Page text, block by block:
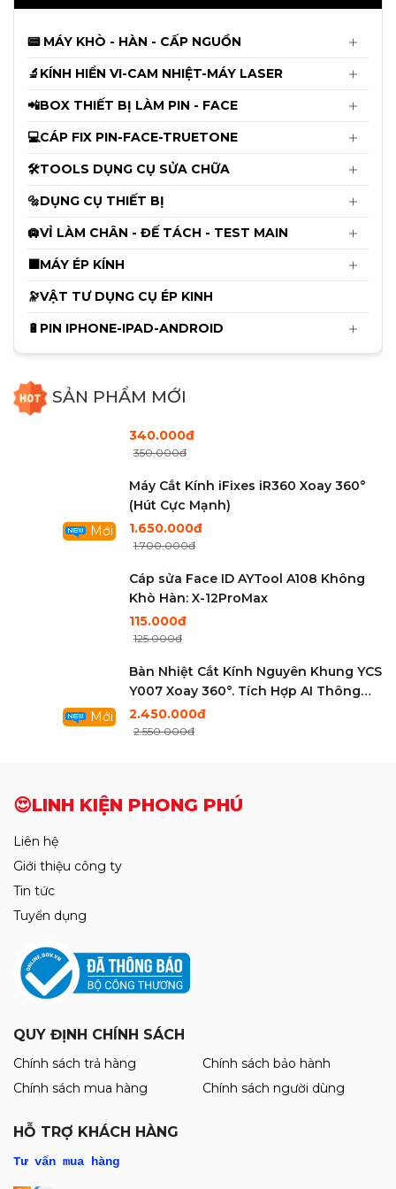
📟 MÁY KHÒ - HÀN - CẤP NGUỒN
🔬KÍNH HIỂN VI-CAM NHIỆT-MÁY LASER
📲BOX THIẾT BỊ LÀM PIN - FACE
💻CÁP FIX PIN-FACE-TRUETONE
🛠️TOOLS DỤNG CỤ SỬA CHỮA
🔩DỤNG CỤ THIẾT BỊ
🛄VỈ LÀM CHÂN - ĐẾ TÁCH - TEST MAIN
⬛MÁY ÉP KÍNH
🔭VẬT TƯ DỤNG CỤ ÉP KINH
🔋PIN IPHONE-IPAD-ANDROID
SẢN PHẨM MỚI
150.000đ
Mới
Khò Sugon 8650Pro Bản Tiêu Chuẫn
Mới Nhất 2026 CS1300W
6.650.000đ
Bằng Chuột
2.750.000đ
2.850.000đ
120.000đ
340.000đ
350.000đ
Máy Cắt Kính iFixes iR360 Xoay 360°
1.650.000đ
1.700.000đ
Cáp sửa Face ID AYTool A108 Không
115.000đ
125.000đ
Bàn Nhiệt Cắt Kính Nguyên Khung YCS
Mình . Hút Điện Tử Cực Khỏe
2.450.000đ
2.550.000đ
Máy cấp nguồn thông minh SUNSHINE
155.000đ
160.000đ
Kèm Đèn Led ( Độ phóng đại 6.5 ~ 58X
4.300.000đ
Box Test Kiểm tra Màn Hình cảm ứng
😍LINH KIỆN PHONG PHÚ
Liên hệ
Giới thiệu công ty
Tin tức
Tuyển dụng
QUY ĐỊNH CHÍNH SÁCH
Chính sách trả hàng
Chính sách bảo hành
Chính sách mua hàng
Chính sách người dùng
HỖ TRỢ KHÁCH HÀNG
Tư vấn mua hàng